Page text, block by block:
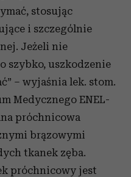
stosując
i szczególnie
Jeżeli nie
szybko, uszkodzenie
– wyjaśnia lek. stom.
Medycznego ENEL-
próchnicowa
brązowymi
tkanek zęba.
próchnicowy jest